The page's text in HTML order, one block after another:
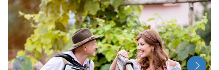
Start
Busreisen
Bus mieten
Über Bus dich weg!